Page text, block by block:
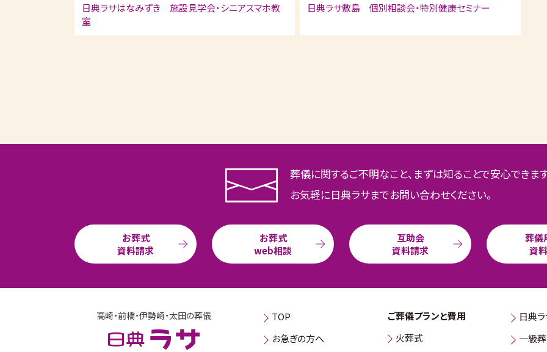
日典ラサはなみずき 施設見学会・シニアスマホ教
室
日典ラサ敷島 個別相談会・特別健康セミナー
葬儀に関するご不明なこと、まずは知ることで安心できます
お気軽に日典ラサまでお問い合わせください。
お葬式
資料請求
お葬式
web相談
互助会
資料請求
葬儀
資
高崎・前橋・伊勢崎・太田の葬儀
TOP
お急ぎの方へ
ご葬儀プランと費用
火葬式
日典
一級